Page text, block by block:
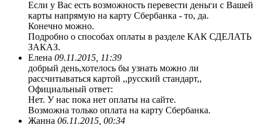
Если у Вас есть возможность перевести деньги с Вашей
карты напрямую на карту Сбербанка - то, да.
Конечно можно.
Подробно о способах оплаты в разделе КАК СДЕЛАТЬ
ЗАКАЗ.
Елена 09.11.2015, 11:39
добрый день,хотелось бы узнать можно ли
рассчитываться картой ,,русский стандарт,,
Официальный ответ:
Нет. У нас пока нет оплаты на сайте.
Возможна только оплата на карту Сбербанка.
Жанна 06.11.2015, 00:34